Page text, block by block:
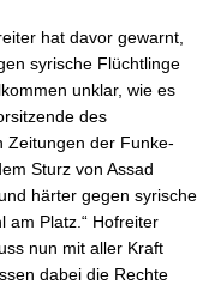
hat davor gewarnt,
syrische Flüchtlinge
unklar, wie es
des
Zeitungen der Funke-
Sturz von Assad
härter gegen syrische
am Platz.“ Hofreiter
nun mit aller Kraft
dabei die Rechte